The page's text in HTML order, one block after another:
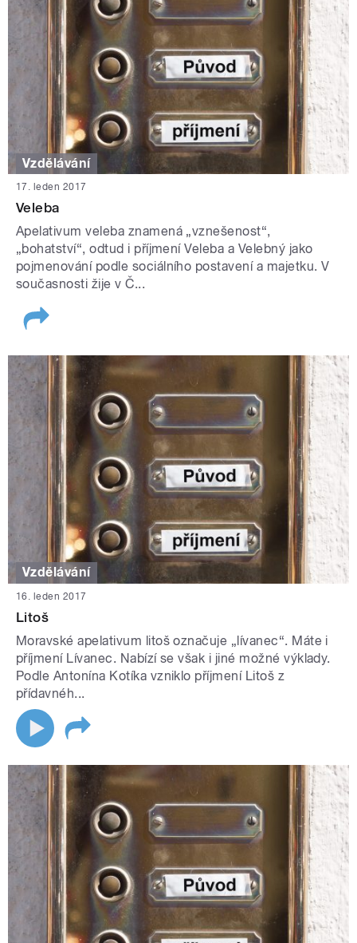
Vzdělávání
17. leden 2017
Veleba
Apelativum veleba znamená „vznešenost“,
„bohatství“, odtud i příjmení Veleba a Velebný jako
pojmenování podle sociálního postavení a majetku. V
současnosti žije v Č...
Vzdělávání
16. leden 2017
Litoš
Moravské apelativum litoš označuje „lívanec“. Máte i
příjmení Lívanec. Nabízí se však i jiné možné výklady.
Podle Antonína Kotíka vzniklo příjmení Litoš z
přídavnéh...